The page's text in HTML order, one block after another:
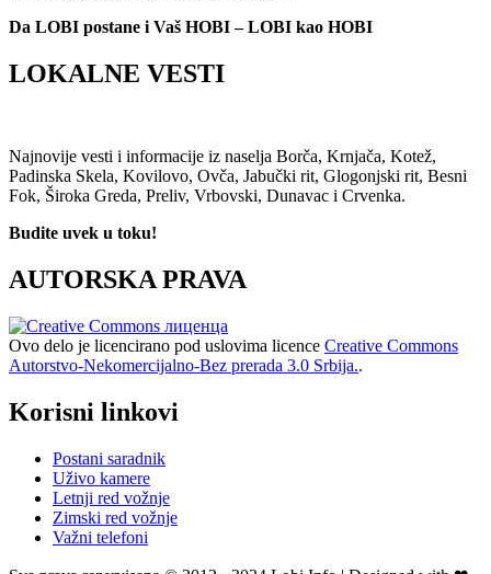
Da LOBI postane i Vaš HOBI – LOBI kao HOBI
LOKALNE VESTI
Najnovije vesti i informacije iz naselja Borča, Krnjača, Kotež,
Padinska Skela, Kovilovo, Ovča, Jabučki rit, Glogonjski rit, Besni
Fok, Široka Greda, Preliv, Vrbovski, Dunavac i Crvenka.
Budite uvek u toku!
AUTORSKA PRAVA
Ovo delo je licencirano pod uslovima licence Creative Commons
Autorstvo-Nekomercijalno-Bez prerada 3.0 Srbija..
Korisni linkovi
Postani saradnik
Uživo kamere
Letnji red vožnje
Zimski red vožnje
Važni telefoni